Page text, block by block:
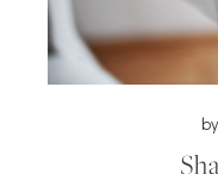
by